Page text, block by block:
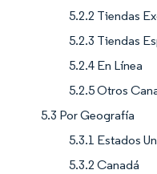
5.2.2 Tiendas
5.2.3 Tiendas
5.2.4 En Línea
5.2.5 Otros
5.3 Por Geografía
5.3.1 Estados
5.3.2 Canadá